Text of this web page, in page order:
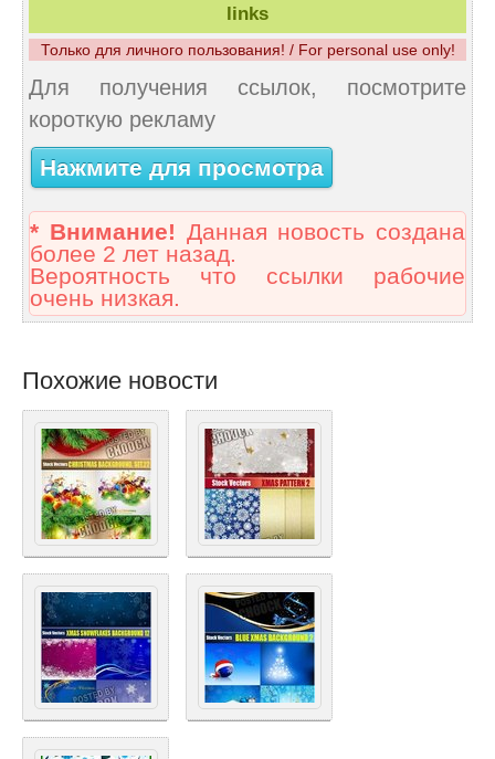
links
Только для личного пользования! / For personal use only!
Для получения ссылок, посмотрите
короткую рекламу
Нажмите для просмотра
* Внимание! Данная новость создана
более 2 лет назад.
Вероятность что ссылки рабочие
очень низкая.
Похожие новости